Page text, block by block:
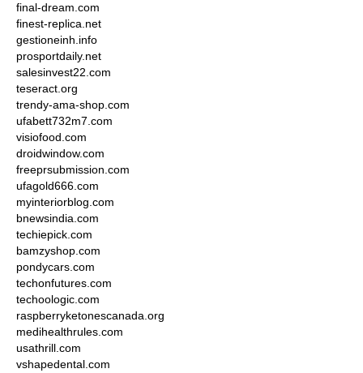
final-dream.com
finest-replica.net
gestioneinh.info
prosportdaily.net
salesinvest22.com
teseract.org
trendy-ama-shop.com
ufabett732m7.com
visiofood.com
droidwindow.com
freeprsubmission.com
ufagold666.com
myinteriorblog.com
bnewsindia.com
techiepick.com
bamzyshop.com
pondycars.com
techonfutures.com
techoologic.com
raspberryketonescanada.org
medihealthrules.com
usathrill.com
vshapedental.com